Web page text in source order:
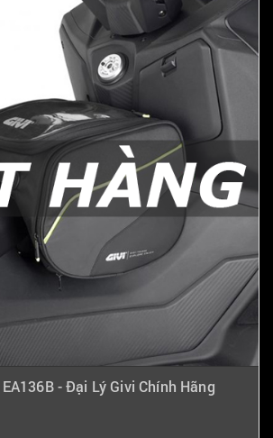
- Đại Lý Givi Chính Hãng